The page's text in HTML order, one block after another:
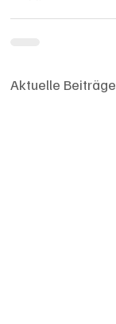
Aktuelle Beiträge